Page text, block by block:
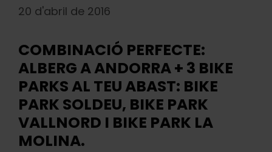
20 d'abril de 2016
COMBINACIÓ PERFECTE:
ALBERG A ANDORRA + 3 BIKE
PARKS AL TEU ABAST: BIKE
PARK SOLDEU, BIKE PARK
VALLNORD I BIKE PARK LA
MOLINA.